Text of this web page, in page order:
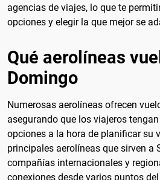
agencias de viajes, lo que te
opciones y elegir la que mejor se
Qué aerolíneas
Domingo
Numerosas aerolíneas ofrecen
asegurando que los viajeros
opciones a la hora de planificar su
principales aerolíneas que sirven a
compañías internacionales y
conexiones desde varios puntos